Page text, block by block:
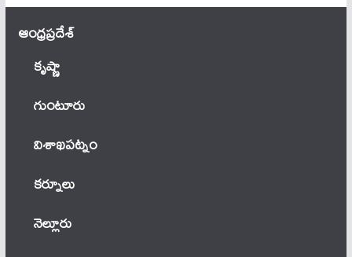
ఆంధ్ర‌ప్ర‌దేశ్
కృష్ణా
గుంటూరు
విశాఖపట్నం
కర్నూలు
నెల్లూరు